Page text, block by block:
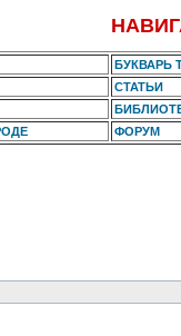
БУКВАРЬ
СТАТЬИ
ФОРУМ